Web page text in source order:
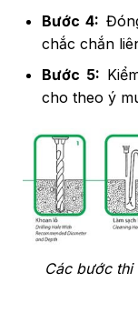
Bước 4:
chắc chắn
Bước 5:
cho theo ý
Các bước thi